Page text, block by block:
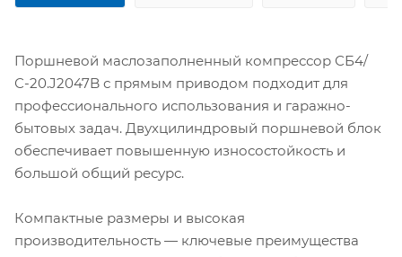
Поршневой маслозаполненный компрессор СБ4/
С-20.J2047B с прямым приводом подходит для
профессионального использования и гаражно-
бытовых задач. Двухцилиндровый поршневой блок
обеспечивает повышенную износостойкость и
большой общий ресурс.
Компактные размеры и высокая
производительность — ключевые преимущества